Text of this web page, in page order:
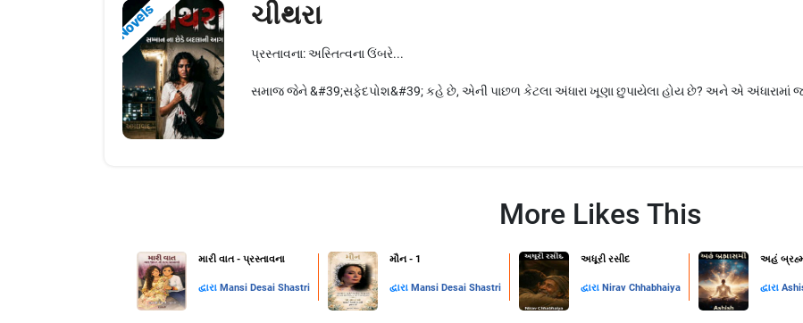
Novels ચીથરા
પ્રસ્તાવના: અસ્તિત્વના ઉંબરે...
​સમાજ જેને &#39;સફેદપોશ&#39; કહે છે, એની પાછળ કેટલા અંધારા ખૂણા છુપાયેલા હોય છે? અને એ અંધારામાં
More Likes This
મારી વાત - પ્રસ્તાવના
દ્વારા Mansi Desai Shastri
મૌન - 1
દ્વારા Mansi Desai Shastri
અધૂરી રસીદ
દ્વારા Nirav Chhabhaiya
અહં
દ્વારા